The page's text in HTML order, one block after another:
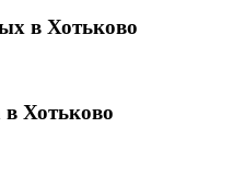
в Хотьково
в Хотьково